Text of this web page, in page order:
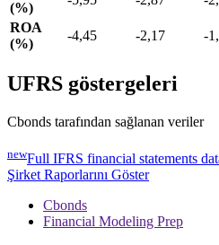
(%)
ROA
(%)
-4,45 -2,17 -
UFRS göstergeleri
Cbonds tarafından sağlanan veriler
newFull IFRS financial statements
Şirket Raporlarını Göster
Cbonds
Financial Modeling Prep